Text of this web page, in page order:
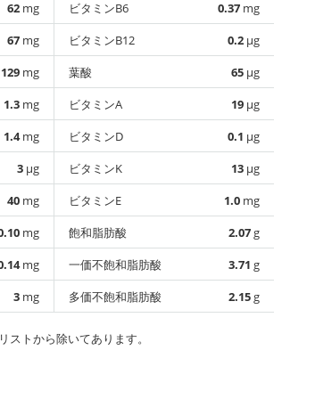
62 mg
67 mg
129 mg
1.3 mg
1.4mg
3 µg
40 mg
mg
mg
3 mg
ビタミンB6 0.37 mg
ビタミンB12
0.2 µg
葉酸
65 µg
ビタミンA
19 µg
ビタミンD
0.1 µg
ビタミンK
13 µg
ビタミンE
1.0 mg
飽和脂肪酸
2.07g
一価不飽和脂肪酸
3.71 g
多価不飽和脂肪酸
2.15g
トから除いてあります。